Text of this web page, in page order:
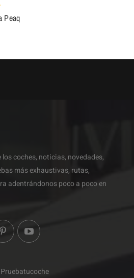
Peaq
coches, noticias, novedades,
más exhaustivas, rutas,
adentrándonos poco a poco en